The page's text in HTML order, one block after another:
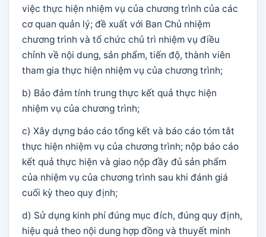
việc thực hiện nhiệm vụ của chương trình của các
cơ quan quản lý; đề xuất với Ban Chủ nhiệm
chương trình và tổ chức chủ trì nhiệm vụ điều
chỉnh về nội dung, sản phẩm, tiến độ, thành viên
tham gia thực hiện nhiệm vụ của chương trình;
b) Bảo đảm tính trung thực kết quả thực hiện
nhiệm vụ của chương trình;
c) Xây dựng báo cáo tổng kết và báo cáo tóm tắt
thực hiện nhiệm vụ của chương trình; nộp báo cáo
kết quả thực hiện và giao nộp đầy đủ sản phẩm
của nhiệm vụ của chương trình sau khi đánh giá
cuối kỳ theo quy định;
d) Sử dụng kinh phí đúng mục đích, đúng quy định,
hiệu quả theo nội dung hợp đồng và thuyết minh